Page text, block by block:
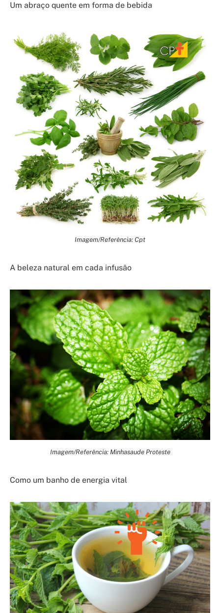
Um abraço quente em forma de bebida
Imagem/Referência: Cpt
A beleza natural em cada infusão
Imagem/Referência: Minhasaude Proteste
Como um banho de energia vital